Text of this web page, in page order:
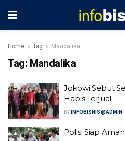
Home Tag Mandalika
Tag: Mandalika
Jokowi Sebut
Habis Terjual
BY INFOBISNIS@ADMIN
Polisi Siap